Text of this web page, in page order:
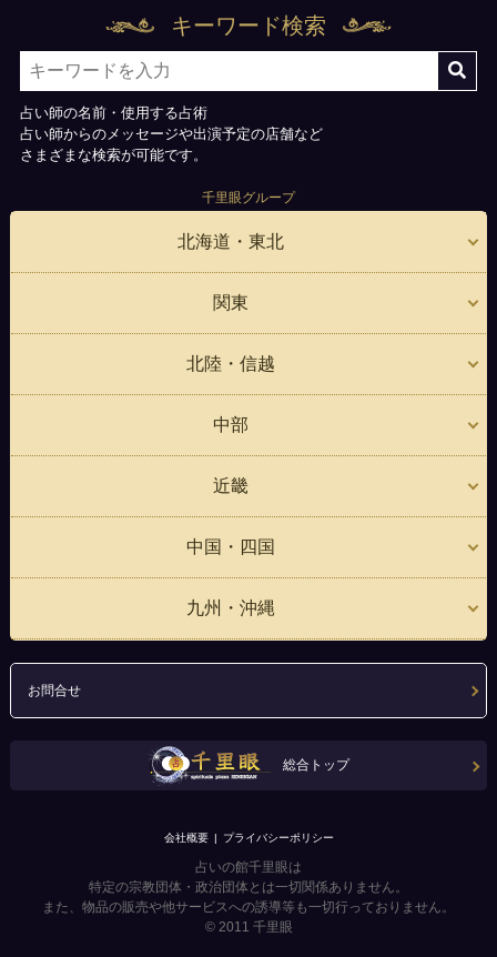
キーワード検索
占い師の名前・使用する占術
占い師からのメッセージや出演予定の店舗など
さまざまな検索が可能です。
千里眼グループ
北海道・東北
関東
北陸・信越
中部
近畿
中国・四国
九州・沖縄
お問合せ
総合トップ
会社概要 プライバシーポリシー
占いの館千里眼は
特定の宗教団体・政治団体とは一切関係ありません。
また、物品の販売や他サービスへの誘導等も一切行っておりません。
© 2011 千里眼